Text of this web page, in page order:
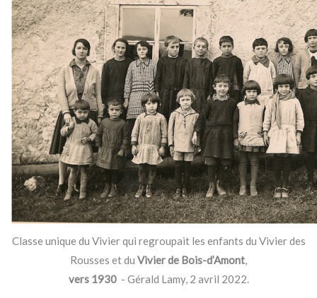
Classe unique du Vivier qui regroupait les enfants du Vivier des
Rousses et du Vivier de Bois-d’Amont,
vers 1930- Gérald Lamy, 2 avril 2022.